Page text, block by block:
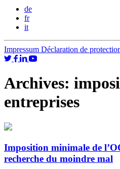
de
fr
it
Impressum Déclaration de
Archives:
entreprises
Imposition minimale de
recherche du moindre mal